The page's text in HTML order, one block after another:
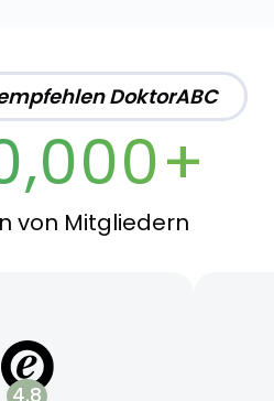
DoktorABC
von Mitgliedern
4.8